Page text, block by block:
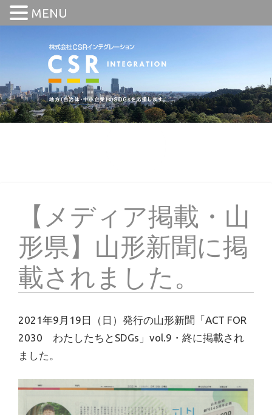
【メディア掲載・山
形県】山形新聞に掲
載されました。
2021年9月19日（日）発行の山形新聞「ACT FOR
2030 わたしたちとSDGs」vol.9・終に掲載され
ました。
MENU